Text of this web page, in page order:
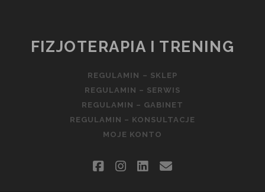
FIZJOTERAPIA I TRENING
REGULAMIN – SKLEP
REGULAMIN – SERWIS
REGULAMIN – GABINET
REGULAMIN – KONSULTACJE
MOJE KONTO
facebookinstagram
linkedin
email